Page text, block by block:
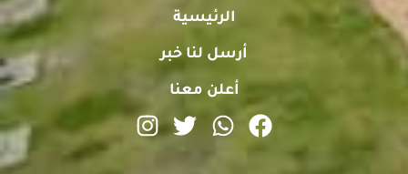
الرئيسية
أرسل لنا خبر
أعلن معنا